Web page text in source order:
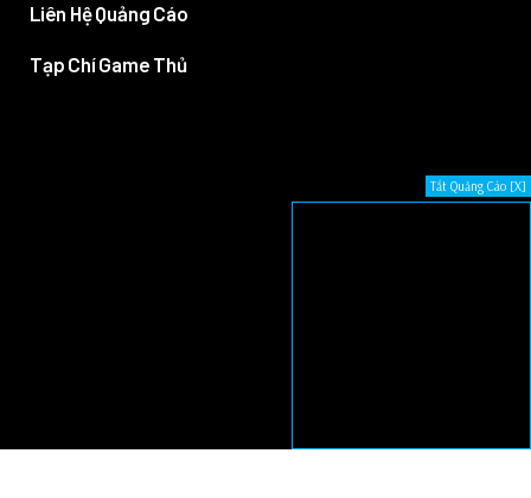
Liên Hệ Quảng Cáo
Tạp Chí Game Thủ
Tắt Quảng Cáo [X]